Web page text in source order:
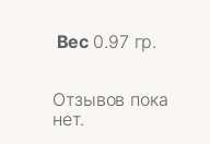
Вес 0.97 гр.
Отзывов пока
нет.